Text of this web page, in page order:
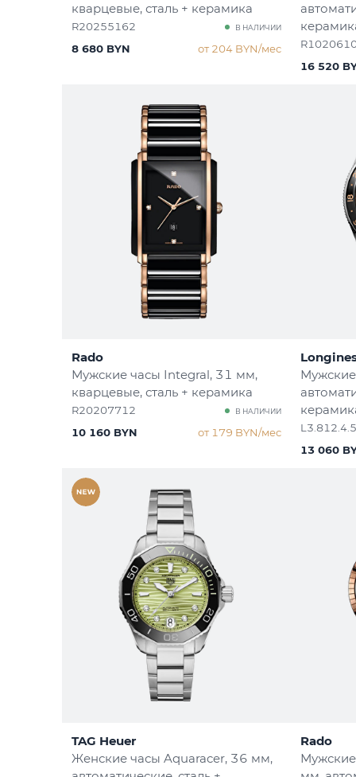
кварцевые, сталь + керамика
R20255162 В НАЛИЧИИ
8 680 BYN от 204 BYN/мес
16 520
Rado
Мужские часы Integral, 31 мм,
кварцевые, сталь + керамика
R20207712 В НАЛИЧИИ
10 160 BYN от 179 BYN/мес
13 060
TAG Heuer
Женские часы Aquaracer, 36 мм,
Rado